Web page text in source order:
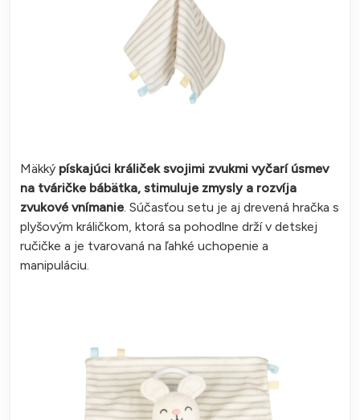
Mäkký pískajúci králiček svojimi zvukmi vyčarí úsmev
na tváričke bábätka, stimuluje zmysly a rozvíja
zvukové vnímanie . Súčasťou setu je aj drevená hračka s
plyšovým králičkom, ktorá sa pohodlne drží v detskej
ručičke a je tvarovaná na ľahké uchopenie a
manipuláciu.